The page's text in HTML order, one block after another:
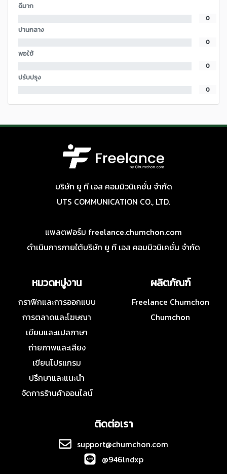
ดีมาก
0
ปานกลาง
0
พอใช้
0
ปรับปรุง
0
บริษัท ยู ที เอส คอมมิวนิเคชั่น จำกัด
UTS COMMUNICATION CO., LTD.
แพลตฟอร์ม freelance.chumchon.com
ดำเนินการภายใต้บริษัท ยู ที เอส คอมมิวนิเคชั่น จำกัด
หมวดหมู่งาน
กราฟิกและการออกแบบ
การตลาดและโฆษณา
เขียนและแปลภาษา
ถ่ายภาพและเสียง
เขียนโปรแกรม
ปรึกษาและแนะนำ
จัดการร้านค้าออนไลน์
ผลิตภัณฑ์
Freelance Chumchon
Chumchon
ติดต่อเรา
support@chumchon.com
@946lndxp